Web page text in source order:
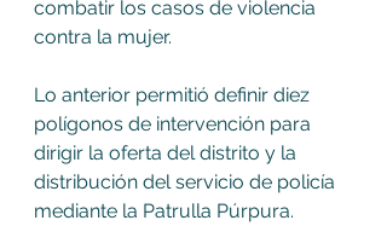
combatir los casos de violencia
contra la mujer.
Lo anterior permitió definir diez
polígonos de intervención para
dirigir la oferta del distrito y la
distribución del servicio de policía
mediante la Patrulla Púrpura.